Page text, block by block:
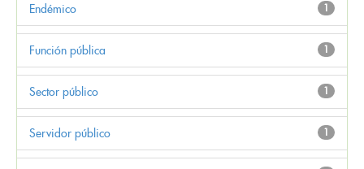
1
Endémico
1
Función pública
1
Sector público
1
Servidor público